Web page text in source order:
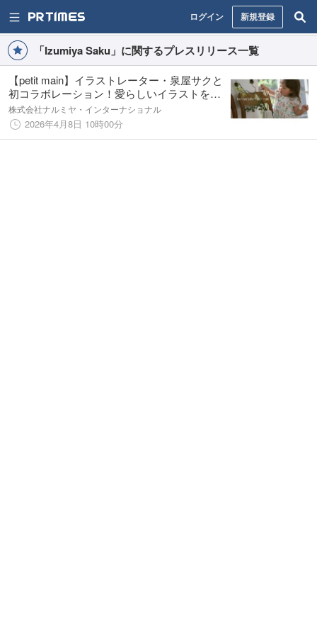
ログイン 新規登録
「Izumiya Saku」に関するプレスリリース一覧
【petit main】イラストレーター・泉屋サクと
初コラボレーション！愛らしいイラストをあ
しらった女児＆ベビーアイテムを4月8日(水)
より発売
株式会社ナルミヤ・インターナショナル
2026年4月8日 10時00分